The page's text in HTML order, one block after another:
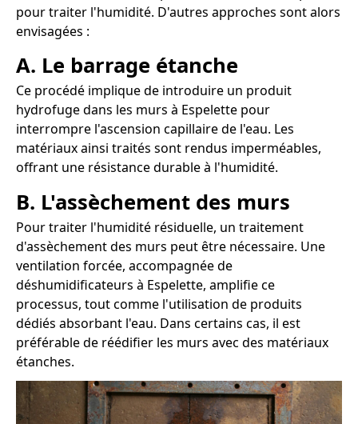
pour traiter l'humidité. D'autres approches sont alors
envisagées :
A. Le barrage étanche
Ce procédé implique de introduire un produit
hydrofuge dans les murs à Espelette pour
interrompre l'ascension capillaire de l'eau. Les
matériaux ainsi traités sont rendus imperméables,
offrant une résistance durable à l'humidité.
B. L'assèchement des murs
Pour traiter l'humidité résiduelle, un traitement
d'assèchement des murs peut être nécessaire. Une
ventilation forcée, accompagnée de
déshumidificateurs à Espelette, amplifie ce
processus, tout comme l'utilisation de produits
dédiés absorbant l'eau. Dans certains cas, il est
préférable de réédifier les murs avec des matériaux
étanches.